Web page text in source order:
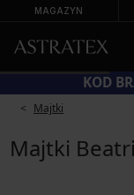
MAGAZYN
KOD
Majtki
Majtki